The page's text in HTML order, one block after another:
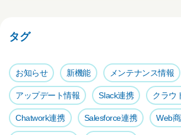
b
o
k
タグ
お知らせ 新機能 メンテナンス情報
アップデート情報 Slack連携 クラウ
Chatwork連携 Salesforce連携 Web